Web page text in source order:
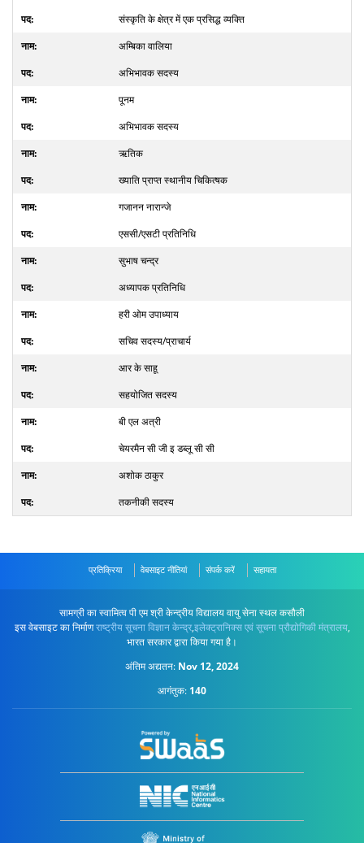
संस्कृति के क्षेत्र में एक प्रसिद्ध व्यक्ति
अम्बिका वालिया
अभिभावक सदस्य
पूनम
अभिभावक सदस्य
ऋतिक
ख्याति प्राप्त स्थानीय चिकित्षक
गजानन नारान्जे
एससी/एसटी प्रतिनिधि
सुभाष चन्द्र
अध्यापक प्रतिनिधि
हरी ओम उपाध्याय
सचिव सदस्य/प्राचार्य
आर के साहू
सहयोजित सदस्य
बी एल अत्री
चेयरमैन सी जी इ डब्लू सी सी
अशोक ठाकुर
तकनीकी सदस्य
प्रतिक्रिया वेबसाइट नीतियां संपर्क करें सहायता
सामग्री का स्वामित्व पी एम श्री केन्द्रीय विद्यालय वायु सेना स्थल कसौली
इस वेबसाइट का निर्माणराष्ट्रीय सूचना विज्ञान केन्द्र,इलेक्ट्रानिक्स एवं सूचना प्रौद्योगिकी मंत्रालय,
भारत सरकार द्वारा किया गया है।
अंतिम अद्यतन: Nov 12, 2024
आगंतुक: 140